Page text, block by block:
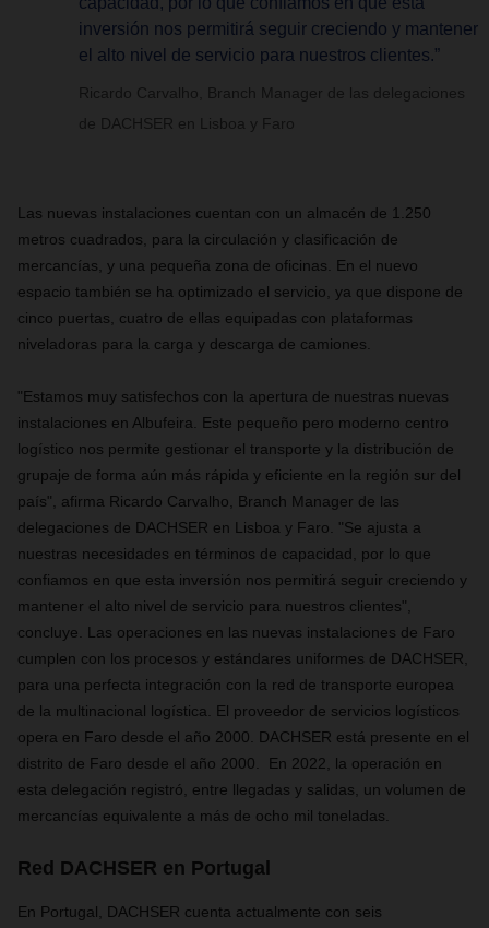
inversión nos permitirá seguir creciendo y mantener
el alto nivel de servicio para nuestros clientes.”
Ricardo Carvalho, Branch Manager de las delegaciones
de DACHSER en Lisboa y Faro
Las nuevas instalaciones cuentan con un almacén de 1.250
metros cuadrados, para la circulación y clasificación de
mercancías, y una pequeña zona de oficinas. En el nuevo
espacio también se ha optimizado el servicio, ya que dispone de
cinco puertas, cuatro de ellas equipadas con plataformas
niveladoras para la carga y descarga de camiones.
"Estamos muy satisfechos con la apertura de nuestras nuevas
instalaciones en Albufeira. Este pequeño pero moderno centro
logístico nos permite gestionar el transporte y la distribución de
grupaje de forma aún más rápida y eficiente en la región sur del
país", afirma Ricardo Carvalho, Branch Manager de las
delegaciones de DACHSER en Lisboa y Faro. "Se ajusta a
nuestras necesidades en términos de capacidad, por lo que
confiamos en que esta inversión nos permitirá seguir creciendo y
mantener el alto nivel de servicio para nuestros clientes",
concluye. Las operaciones en las nuevas instalaciones de Faro
cumplen con los procesos y estándares uniformes de DACHSER,
para una perfecta integración con la red de transporte europea
de la multinacional logística. El proveedor de servicios logísticos
opera en Faro desde el año 2000. DACHSER está presente en el
distrito de Faro desde el año 2000. En 2022, la operación en
esta delegación registró, entre llegadas y salidas, un volumen de
mercancías equivalente a más de ocho mil toneladas.
Red DACHSER en Portugal
En Portugal, DACHSER cuenta actualmente con seis